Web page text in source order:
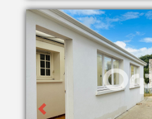
Previous